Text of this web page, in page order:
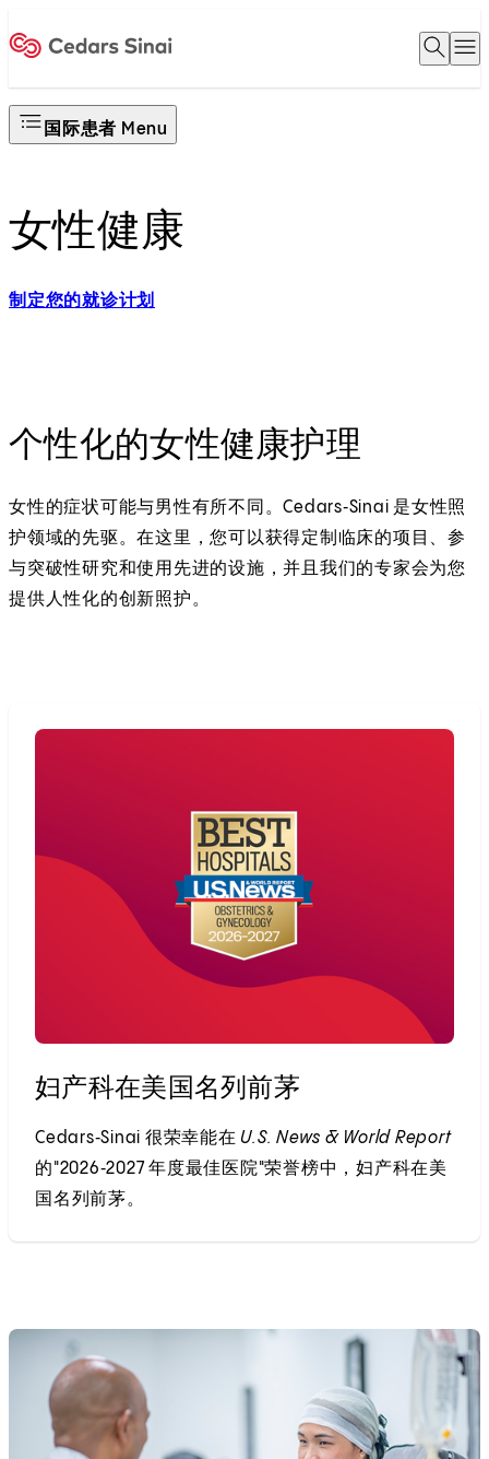
Open
国际患者 Menu
女性健康
制定您的就诊计划
个性化的女性健康护理
女性的症状可能与男性有所不同。Cedars‑Sinai 是女性照
护领域的先驱。在这里，您可以获得定制临床的项目、参
与突破性研究和使用先进的设施，并且我们的专家会为您
提供人性化的创新照护。
妇产科在美国名列前茅
Cedars‑Sinai 很荣幸能在 U.S. News & World Report
的"2026‑2027 年度最佳医院"荣誉榜中，妇产科在美
国名列前茅。